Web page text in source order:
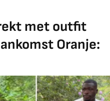
met outfit
Oranje: